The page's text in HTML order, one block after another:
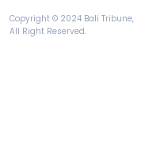
Copyright © 2024 Bali Tribune,
All Right Reserved.